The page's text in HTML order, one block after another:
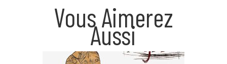
Vous Aimerez
Aussi